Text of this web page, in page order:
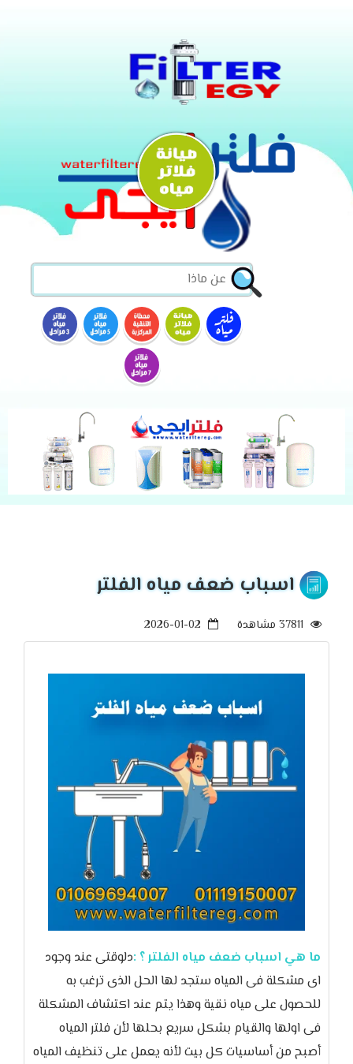
اسباب ضعف مياه الفلتر
ما هي اسباب ضعف مياه الفلتر ؟ :دلوقتى عند وجود
اى مشكلة فى المياه ستجد لها الحل الذى ترغب به
للحصول على مياه نقية وهذا يتم عند اكتشاف المشكلة
فى اولها والقيام بشكل سريع بحلها لأن فلتر المياه
أصبح من أساسيات كل بيت لأنه يعمل على تنظيف المياه